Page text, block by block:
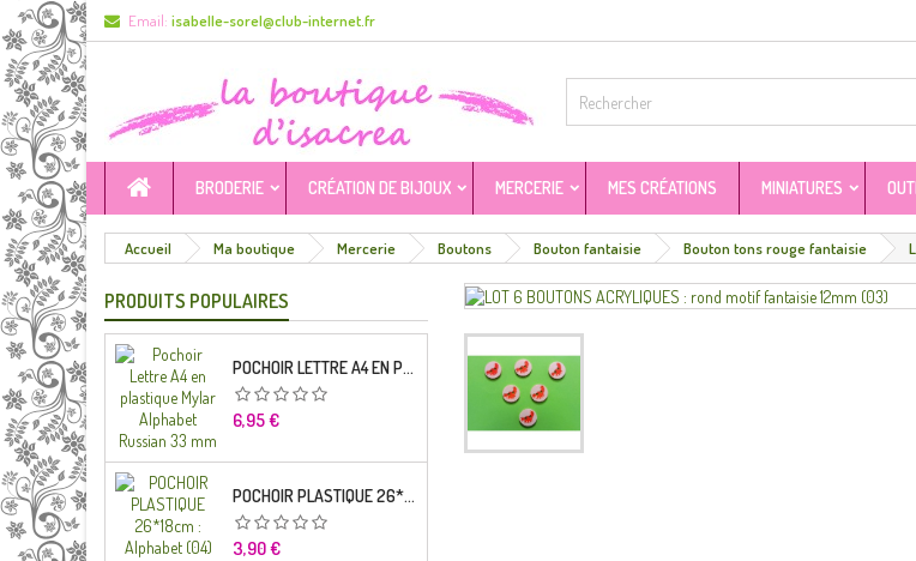
Email: isabelle-sorel@club-internet.fr
BRODERIE CRÉATION DE BIJOUX MERCERIE MES CRÉATIONS MINIATURES
Accueil Ma boutique Mercerie Boutons Bouton fantaisie Bouton tons rouge fantaisie
PRODUITS POPULAIRES
POCHOIR LETTRE A4 EN PLASTIQUE MYLAR ALPHABET RUSSIAN 33 MM
Prix
6,95 €
POCHOIR PLASTIQUE 26*18CM : ALPHABET (04)
Prix
3,90 €